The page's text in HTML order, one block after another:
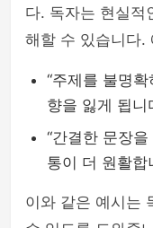
다. 독자는 현실적
해할 수 있습니다.
“주제를 불명
향을 잃게 됩니
“간결한 문장
통이 더 원활합
이와 같은 예시는